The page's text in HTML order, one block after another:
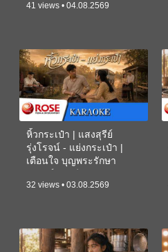
41 views • 04.08.2569
หิ้วกระเป๋า | แสงสุรีย์
รุ่งโรจน์ - แย่งกระเป๋า |
เตือนใจ บุญพระรักษา
32 views • 03.08.2569